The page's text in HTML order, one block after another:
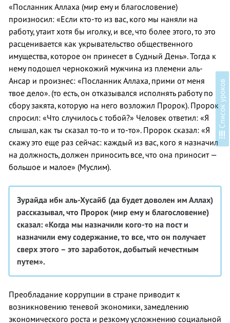
в
«Посланник Аллаха (мир ему и благословение)
произносил: «Если кто-то из вас, кого мы наняли на
работу, утаит хотя бы иголку, и все, что более этого, то это
расценивается как укрывательство общественного
имущества, которое он принесет в Судный День». Тогда к
нему подошел чернокожий мужчина из племени аль-
Ансар и произнес: «Посланник Аллаха, прими от меня
твое дело». (то есть, он отказывался исполнять работу по
сбору закята, которую на него возложил Пророк). Пророк
спросил: «Что случилось с тобой?» Человек ответил: «Я
слышал, как ты сказал то-то и то-то». Пророк сказал: «Я
скажу это еще раз сейчас: каждый из вас, кого я назначил
на должность, должен приносить все, что она приносит —
большое и малое» (Муслим).
Зурайда ибн аль-Хусайб (да будет доволен им Аллах)
рассказывал, что Пророк (мир ему и благословение)
сказал: «Когда мы назначили кого-то на пост и
назначили ему содержание, то все, что он получает
сверх этого – это заработок, добытый нечестным
путем».
Преобладание коррупции в стране приводит к
возникновению теневой экономики, замедлению
экономического роста и резкому усложнению социальной